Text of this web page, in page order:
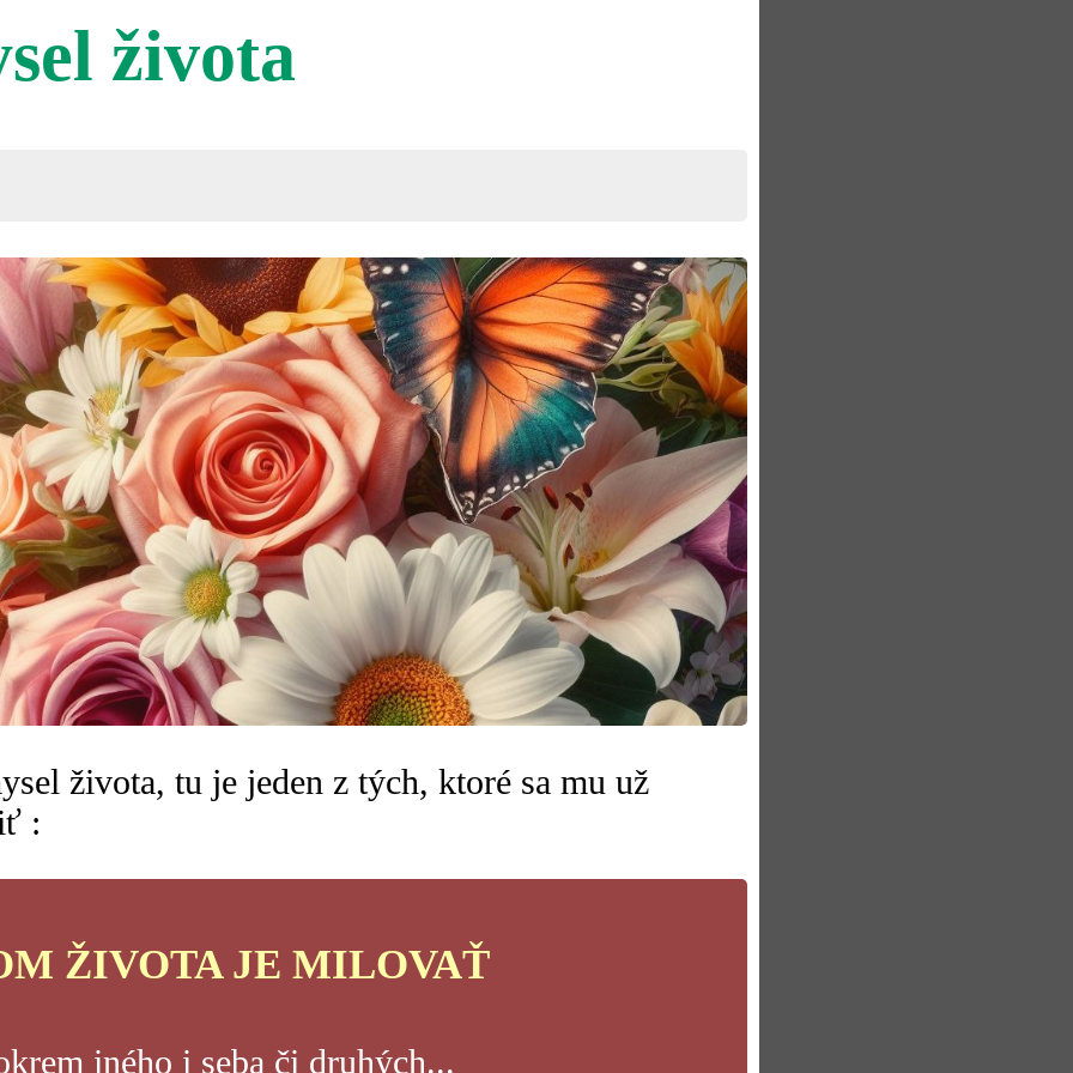
života
života, tu je jeden z tých, ktoré sa mu už
:
ŽIVOTA JE MILOVAŤ
iného i seba či druhých...